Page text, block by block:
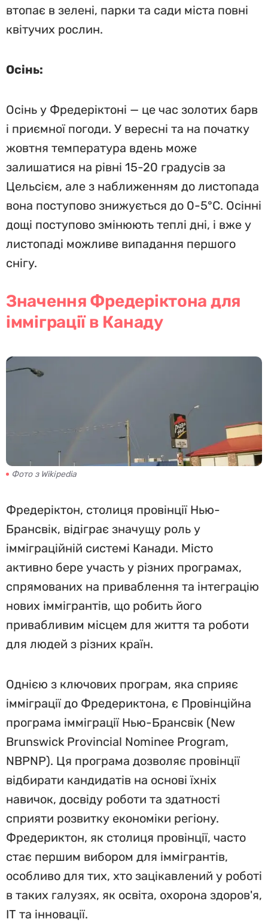
втопає в зелені, парки та сади міста повні
квітучих рослин.
Осінь:
Осінь у Фредеріктоні — це час золотих барв
і приємної погоди. У вересні та на початку
жовтня температура вдень може
залишатися на рівні 15-20 градусів за
Цельсієм, але з наближенням до листопада
вона поступово знижується до 0-5°C. Осінні
дощі поступово змінюють теплі дні, і вже у
листопаді можливе випадання першого
снігу.
Значення Фредеріктона для
імміграції в Канаду
Фото з Wikipedia
Фредеріктон, столиця провінції Нью-
Брансвік, відіграє значущу роль у
імміграційній системі Канади. Місто
активно бере участь у різних програмах,
спрямованих на приваблення та інтеграцію
нових іммігрантів, що робить його
привабливим місцем для життя та роботи
для людей з різних країн.
Однією з ключових програм, яка сприяє
імміграції до Фредериктона, є Провінційна
програма імміграції Нью-Брансвік (New
Brunswick Provincial Nominee Program,
NBPNP). Ця програма дозволяє провінції
відбирати кандидатів на основі їхніх
навичок, досвіду роботи та здатності
сприяти розвитку економіки регіону.
Фредериктон, як столиця провінції, часто
стає першим вибором для іммігрантів,
особливо для тих, хто зацікавлений у роботі
в таких галузях, як освіта, охорона здоров'я,
ІТ та інновації.